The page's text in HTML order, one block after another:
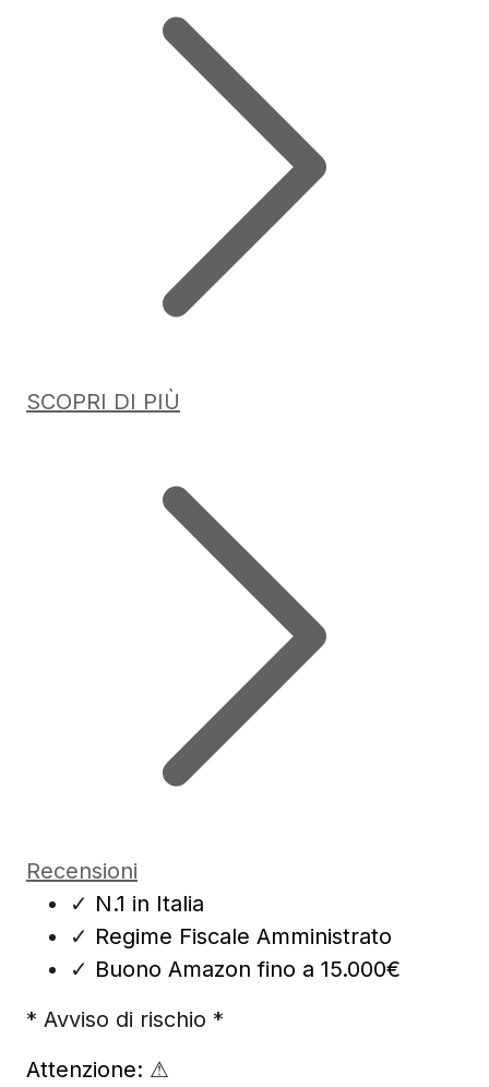
SCOPRI DI PIÙ
Recensioni
✓ N.1 in Italia
✓ Regime Fiscale Amministrato
✓ Buono Amazon fino a 15.000€
* Avviso di rischio *
Attenzione: ⚠